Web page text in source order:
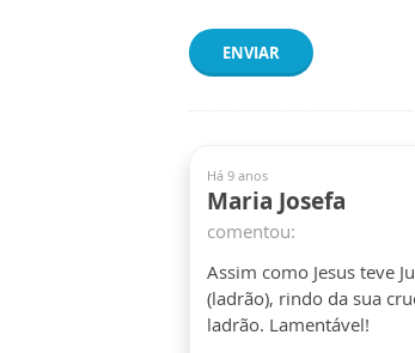
ENVIAR
Há 9 anos
Maria Josefa
comentou:
Assim como Jesus teve
(ladrão), rindo da sua
ladrão. Lamentável!